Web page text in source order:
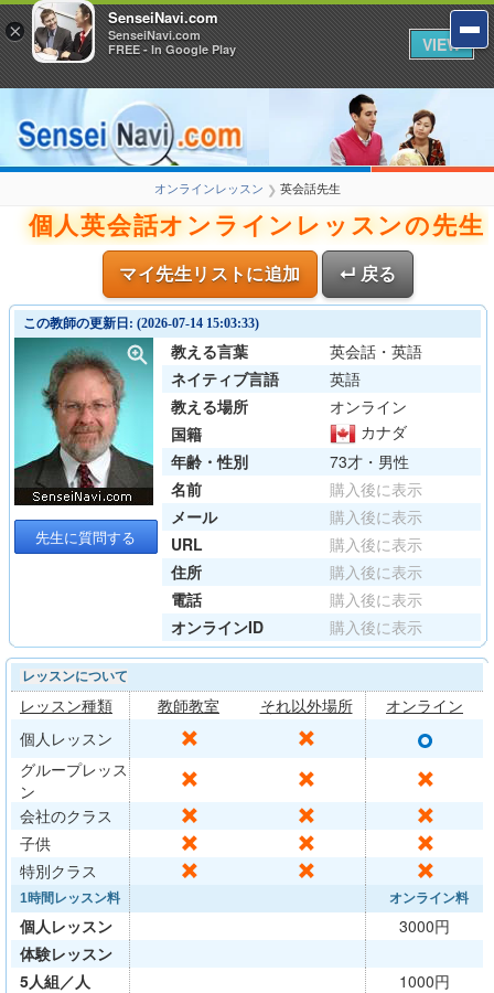
オンラインレッスン ❯ 英会話先生
個人英会話オンラインレッスンの先生
マイ先生リストに追加 ↵ 戻る
この教師の更新日: (2026-07-14 15:03:33)
先生に質問する
教える言葉
英会話・英語
ネイティブ言語
英語
教える場所
オンライン
国籍
カナダ
年齢・性別
73才・男性
名前
購入後に表示
メール
購入後に表示
URL
購入後に表示
住所
購入後に表示
電話
購入後に表示
オンラインID
購入後に表示
レッスンについて
レッスン種類 教師教室 それ以外場所
オンライン
個人レッスン
✕ ✕ ○
グループレッス
ン
✕ ✕ ✕
会社のクラス ✕ ✕ ✕
子供 ✕ ✕ ✕
特別クラス ✕ ✕ ✕
1時間レッスン料 オンライン料
個人レッスン
3000円
体験レッスン
5人組／人
1000円
×
SenseiNavi.com
SenseiNavi.com
FREE - In Google Play
VIEW